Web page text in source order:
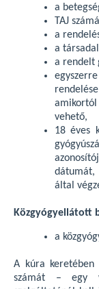
a
TAJ
a
a
a rendelt
amikortól
vehető,
18 éves
dátumát,
által
Közgyógyellátott
a
A kúra keretében
számát – egy